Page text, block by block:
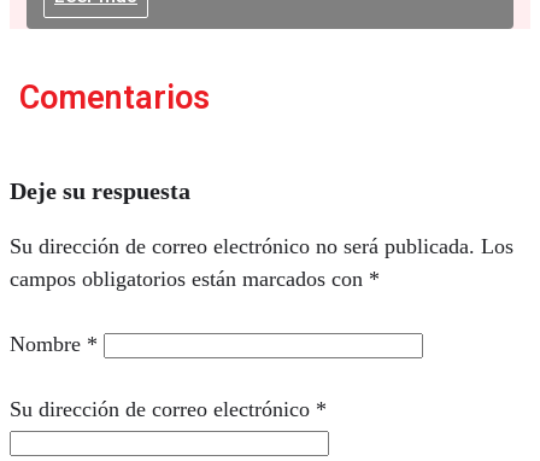
Comentarios
Deje su respuesta
Su dirección de correo electrónico no será publicada. Los
campos obligatorios están marcados con *
Nombre *
Su dirección de correo electrónico *